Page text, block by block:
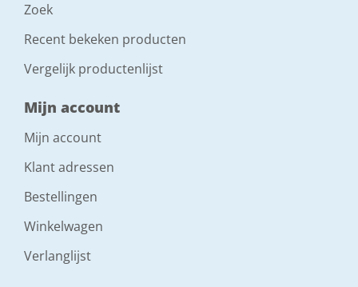
Zoek
Recent bekeken producten
Vergelijk productenlijst
Mijn account
Mijn account
Klant adressen
Bestellingen
Winkelwagen
Verlanglijst